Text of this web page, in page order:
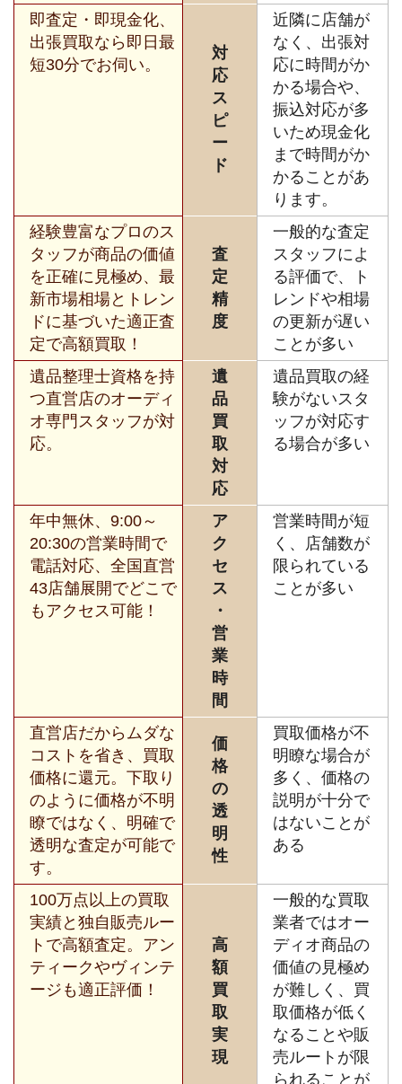
即査定・即現金化、
出張買取なら即日最
短30分でお伺い。
対
応
ス
ピ
ー
ド
近隣に店舗が
なく、出張対
応に時間がか
かる場合や、
振込対応が多
いため現金化
まで時間がか
かることがあ
ります。
経験豊富なプロのス
タッフが商品の価値
を正確に見極め、最
新市場相場とトレン
ドに基づいた適正査
定で高額買取！
査
定
精
度
一般的な査定
スタッフによ
る評価で、ト
レンドや相場
の更新が遅い
ことが多い
遺品整理士資格を持
つ直営店のオーディ
オ専門スタッフが対
応。
遺
品
買
取
対
応
遺品買取の経
験がないスタ
ッフが対応す
る場合が多い
年中無休、9:00～
20:30の営業時間で
電話対応、全国直営
43店舗展開でどこで
もアクセス可能！
ア
ク
セ
ス
・
営
業
時
間
営業時間が短
く、店舗数が
限られている
ことが多い
直営店だからムダな
コストを省き、買取
価格に還元。下取り
のように価格が不明
瞭ではなく、明確で
透明な査定が可能で
す。
価
格
の
透
明
性
買取価格が不
明瞭な場合が
多く、価格の
説明が十分で
はないことが
ある
100万点以上の買取
実績と独自販売ルー
トで高額査定。アン
ティークやヴィンテ
ージも適正評価！
高
額
買
取
実
現
一般的な買取
業者ではオー
ディオ商品の
価値の見極め
が難しく、買
取価格が低く
なることや販
売ルートが限
られることが